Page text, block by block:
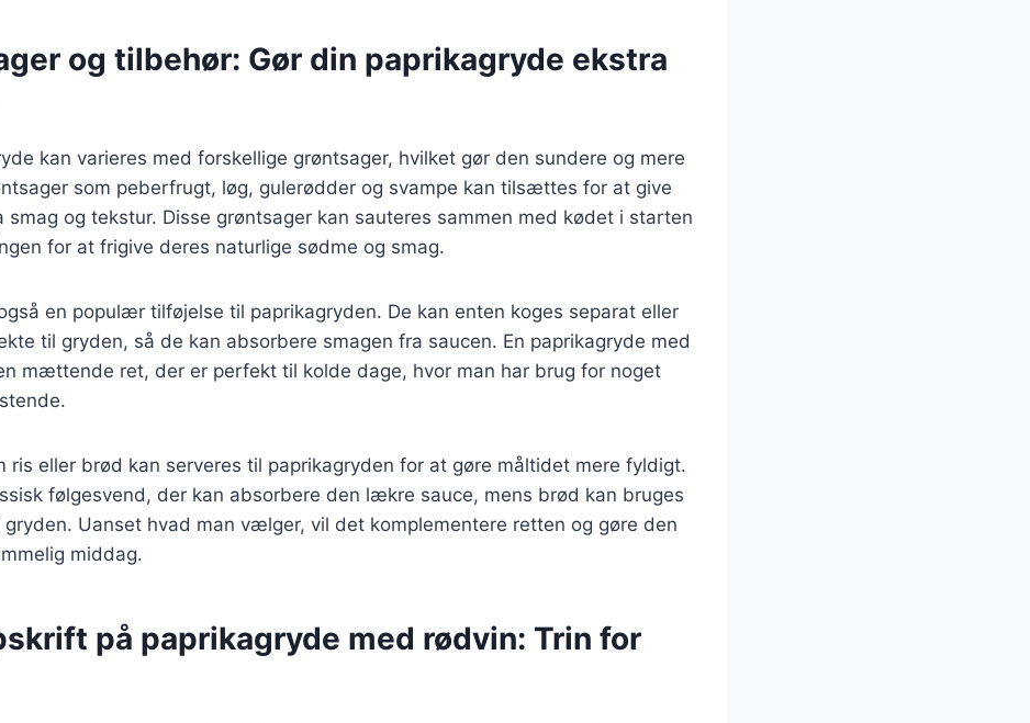
og tilbehør: Gør din paprikagryde ekstra
kan varieres med forskellige grøntsager, hvilket gør den sundere og mere
som peberfrugt, løg, gulerødder og svampe kan tilsættes for at give
smag og tekstur. Disse grøntsager kan sauteres sammen med kødet i starten
for at frigive deres naturlige sødme og smag.
en populær tilføjelse til paprikagryden. De kan enten koges separat eller
til gryden, så de kan absorbere smagen fra saucen. En paprikagryde med
mættende ret, der er perfekt til kolde dage, hvor man har brug for noget
ris eller brød kan serveres til paprikagryden for at gøre måltidet mere fyldigt.
følgesvend, der kan absorbere den lækre sauce, mens brød kan bruges
Uanset hvad man vælger, vil det komplementere retten og gøre den
middag.
på paprikagryde med rødvin: Trin for